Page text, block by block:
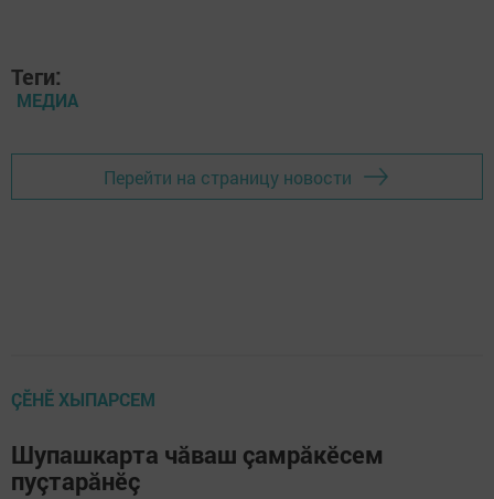
Теги:
МЕДИА
Перейти на страницу новости
ÇӖНӖ ХЫПАРСЕМ
Шупашкарта чăваш çамрăкӗсем
пуçтарăнӗç